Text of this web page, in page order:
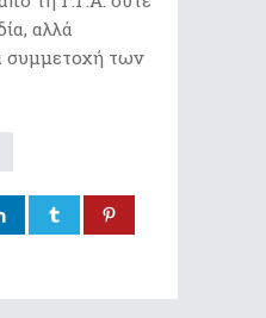
αλλά
συμμετοχή των